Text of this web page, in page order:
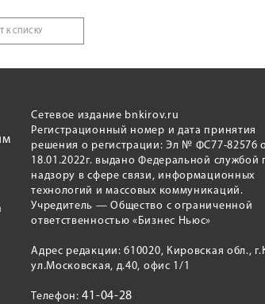
К СПИСКУ
Сетевое издание bnkirov.ru
Регистрационный номер и дата принятия
решения о регистрации: Эл № ФС77-82576
18.01.2022г. выдано Федеральной службой
надзору в сфере связи, информационных
технологий и массовых коммуникаций.
Учредитель — Общество с ограниченной
ответственностью «Бизнес Ньюс»
Адрес редакции: 610020, Кировская обл.,
ул.Московская, д.40, офис 1/1
Телефон:41-04-28